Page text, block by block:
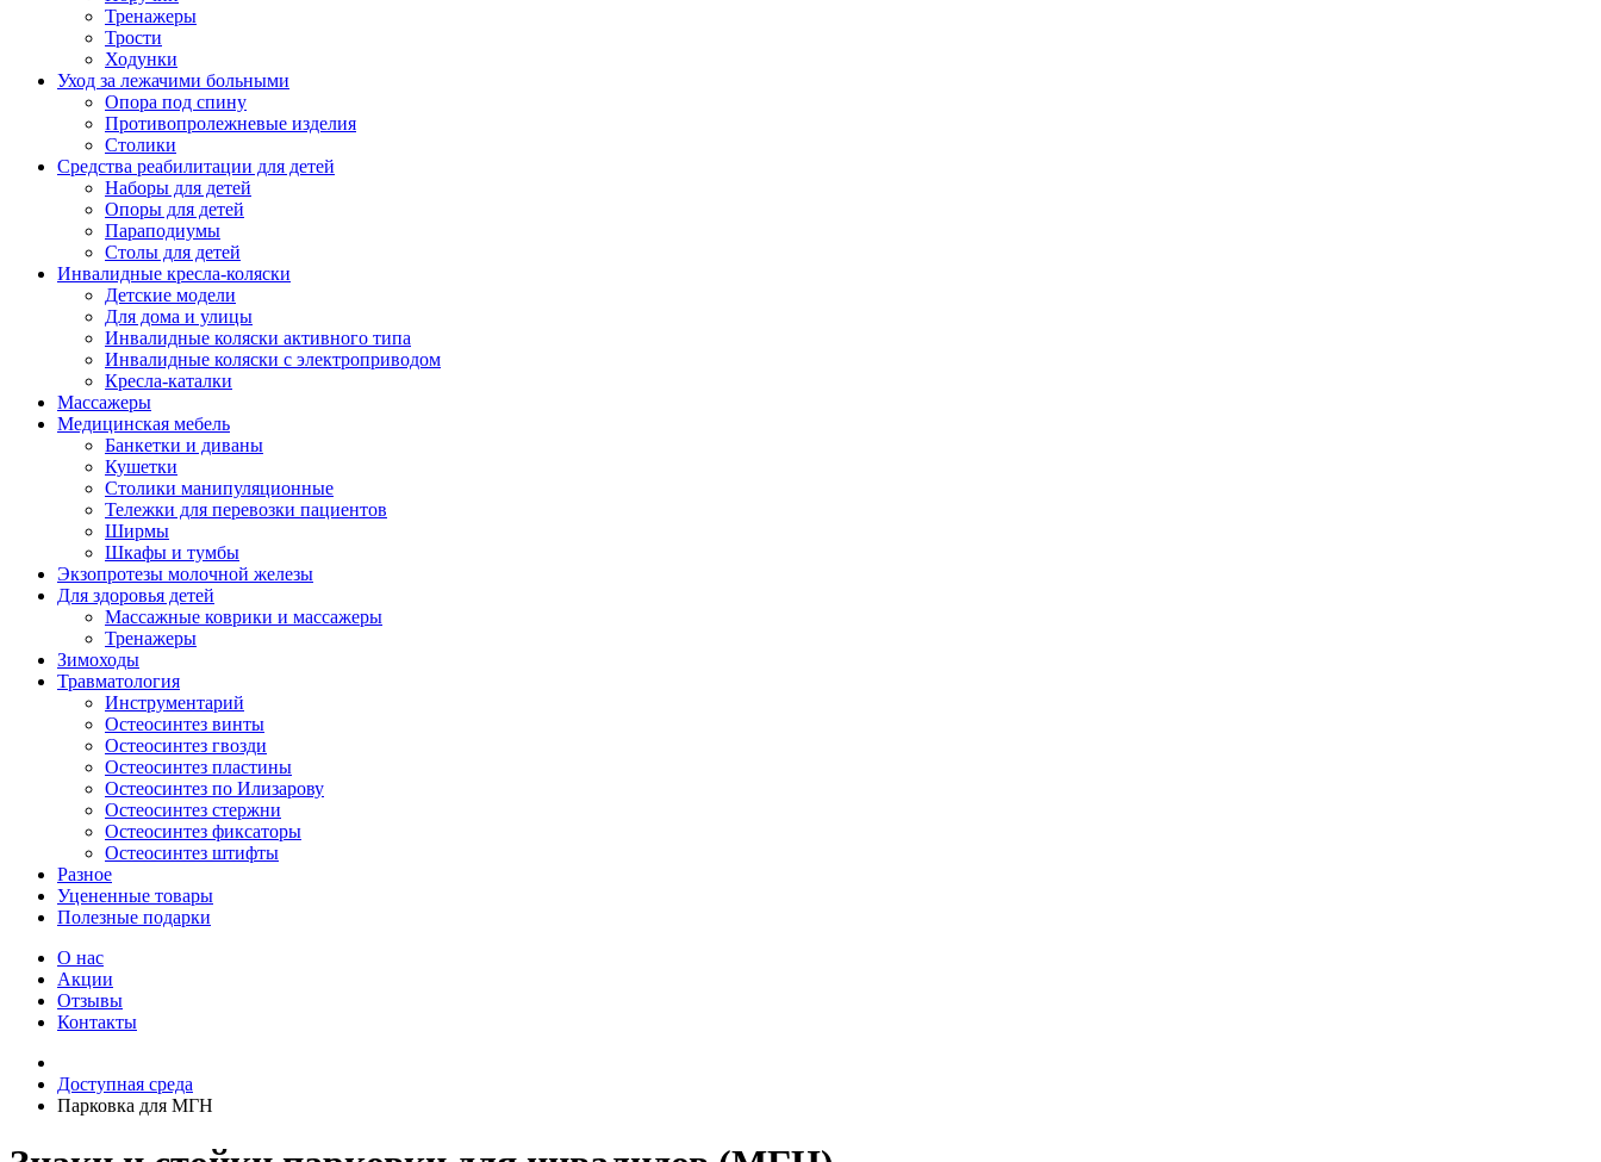
Тренажеры
Трости
Ходунки
Уход за лежачими больными
Опора под спину
Противопролежневые изделия
Столики
Средства реабилитации для детей
Наборы для детей
Опоры для детей
Параподиумы
Столы для детей
Инвалидные кресла-коляски
Детские модели
Для дома и улицы
Инвалидные коляски активного типа
Инвалидные коляски с электроприводом
Кресла-каталки
Массажеры
Медицинская мебель
Банкетки и диваны
Кушетки
Столики манипуляционные
Тележки для перевозки пациентов
Ширмы
Шкафы и тумбы
Экзопротезы молочной железы
Для здоровья детей
Массажные коврики и массажеры
Тренажеры
Зимоходы
Травматология
Инструментарий
Остеосинтез винты
Остеосинтез гвозди
Остеосинтез пластины
Остеосинтез по Илизарову
Остеосинтез стержни
Остеосинтез фиксаторы
Остеосинтез штифты
Разное
Уцененные товары
Полезные подарки
О нас
Акции
Отзывы
Контакты
Доступная среда
Парковка для МГН